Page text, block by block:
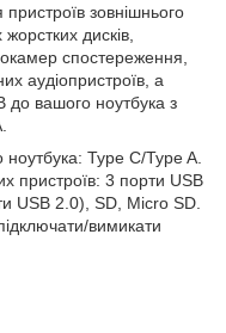
зовнішнього
дисків,
спостереження,
аудіопристроїв, а
до вашого ноутбука з
Type C/Type A.
пристроїв: 3 порти USB
USB 2.0), SD, Micro SD.
вимикати